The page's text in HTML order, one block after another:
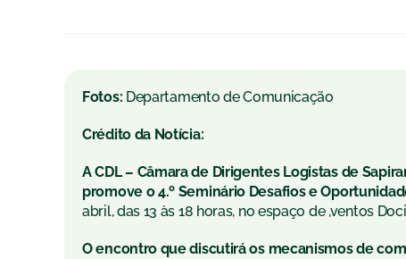
Fotos: Departamento de Comunicação
Crédito da Notícia:
A CDL – Câmara de Dirigentes Logistas de
promove o 4.º Seminário Desafios e
abril, das 13 às 18 horas, no espaço de ,ventos
O encontro que discutirá os mecanismos de